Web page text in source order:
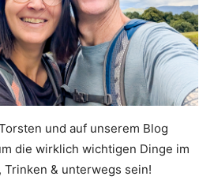
und auf unserem Blog
die wirklich wichtigen Dinge im
Trinken & unterwegs sein!